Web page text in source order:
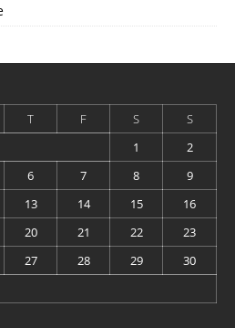
T F S
S
1
2
6 7 8
9
13 14 15
16
20 21 22
23
27 28 29
30